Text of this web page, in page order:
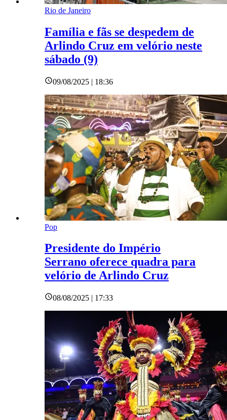
Rio de Janeiro
Família e fãs se despedem de
Arlindo Cruz em velório neste
sábado (9)
09/08/2025 | 18:36
Pop
Presidente do Império
Serrano oferece quadra para
velório de Arlindo Cruz
08/08/2025 | 17:33